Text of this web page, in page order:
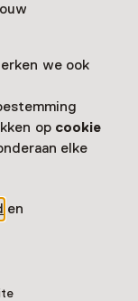
we ook
op cookie
elke
en